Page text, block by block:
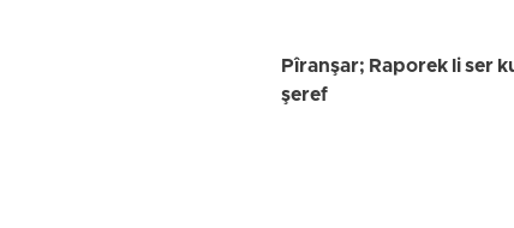
Pîranşar; Raporek li ser
şeref